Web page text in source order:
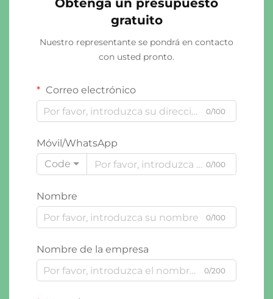
Obtenga un presupuesto
gratuito
Nuestro representante se pondrá en contacto
con usted pronto.
Correo electrónico
0/100
Móvil/WhatsApp
Code
0/100
Nombre
0/100
Nombre de la empresa
0/200